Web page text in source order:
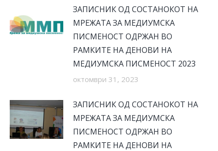
ЗАПИСНИК ОД СОСТАНОКОТ НА
МРЕЖАТА ЗА МЕДИУМСКА
ПИСМЕНОСТ ОДРЖАН ВО
РАМКИТЕ НА ДЕНОВИ НА
МЕДИУМСКА ПИСМЕНОСТ 2023
октомври 31, 2023
ЗАПИСНИК ОД СОСТАНОКОТ НА
МРЕЖАТА ЗА МЕДИУМСКА
ПИСМЕНОСТ ОДРЖАН ВО
РАМКИТЕ НА ДЕНОВИ НА